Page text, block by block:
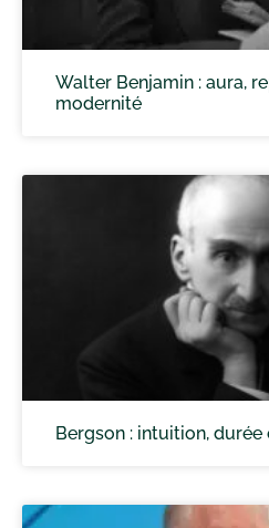
Walter Benjamin : aura,
modernité
Bergson : intuition,